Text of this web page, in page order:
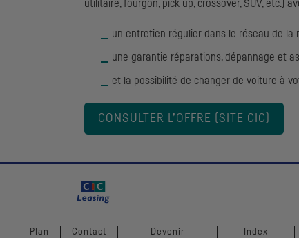
utilitaire, fourgon, pick-up, crossover, SUV, etc.)
un entretien régulier dans le réseau de la
une garantie réparations, dépannage et
et la possibilité de changer de voiture à
CONSULTER L’OFFRE (SITE CIC )
Plan Contact Devenir Index